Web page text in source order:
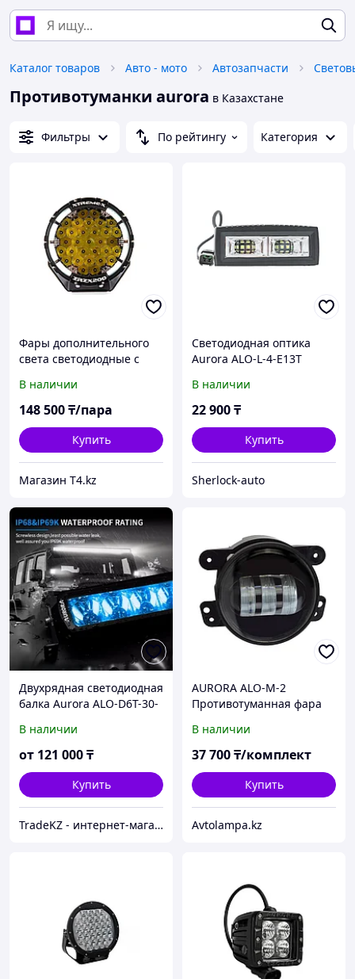
Каталог товаров Авто - мото Автозапчасти
Противотуманки aurora в Казахстане
Фильтры По рейтингу Категория
Фары дополнительного
света светодиодные с
XTREME-X
В наличии
148 500₸/пара
Купить
Магазин T4.kz
Светодиодная оптика
Aurora ALO-L-4-E13T
В наличии
22 900₸
Купить
Sherlock-auto
Двухрядная светодиодная
балка Aurora ALO-D6T-30-
В наличии
от 121 000₸
Купить
TradeKZ - интернет-магазин
AURORA ALO-M-2
Противотуманная фара
В наличии
37 700₸/комплект
Купить
Avtolampa.kz